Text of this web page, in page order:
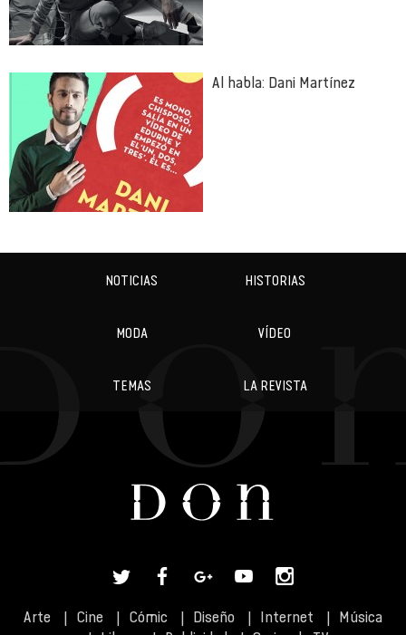
Al habla: Dani Martínez
NOTICIAS HISTORIAS
MODA VÍDEO
TEMAS LA REVISTA
Arte Cine Cómic Diseño Internet
Música